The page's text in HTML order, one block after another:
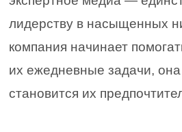
лидерству в насыщенных
компания начинает
их ежедневные задачи, она
становится их